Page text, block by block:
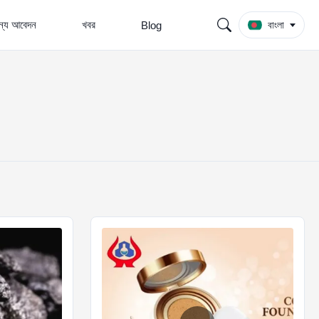
আবেদন খবর Blog বাংলা